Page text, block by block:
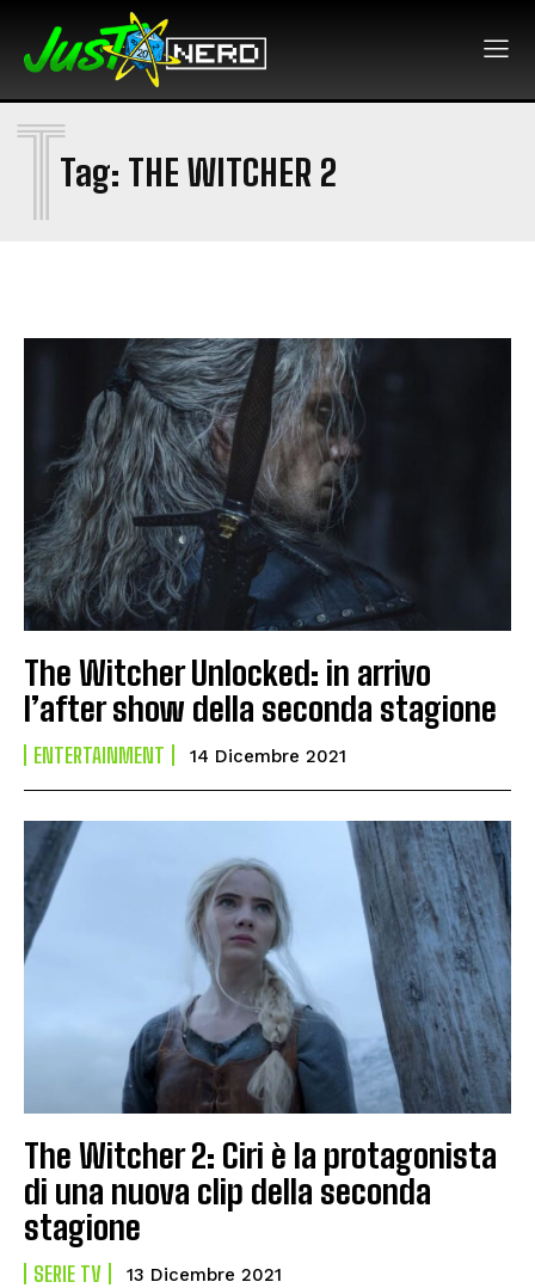
Tag: THE WITCHER 2
T
The Witcher Unlocked: in arrivo
l’after show della seconda stagione
ENTERTAINMENT 14 Dicembre 2021
The Witcher 2: Ciri è la protagonista
di una nuova clip della seconda
stagione
SERIE TV 13 Dicembre 2021